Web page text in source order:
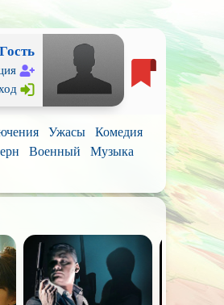
Гость
Ужасы
Комедия
Военный
Музыка